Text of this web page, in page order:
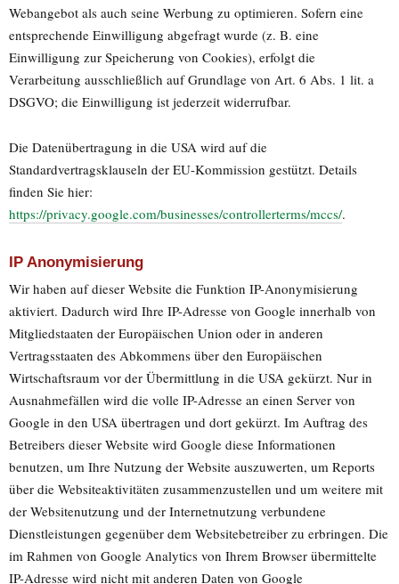
Webangebot als auch seine Werbung zu optimieren. Sofern eine
entsprechende Einwilligung abgefragt wurde (z. B. eine
Einwilligung zur Speicherung von Cookies), erfolgt die
Verarbeitung ausschließlich auf Grundlage von Art. 6 Abs. 1 lit. a
DSGVO; die Einwilligung ist jederzeit widerrufbar.
Die Datenübertragung in die USA wird auf die
Standardvertragsklauseln der EU-Kommission gestützt. Details
finden Sie hier:
https://privacy.google.com/businesses/controllerterms/mccs/.
IP Anonymisierung
Wir haben auf dieser Website die Funktion IP-Anonymisierung
aktiviert. Dadurch wird Ihre IP-Adresse von Google innerhalb von
Mitgliedstaaten der Europäischen Union oder in anderen
Vertragsstaaten des Abkommens über den Europäischen
Wirtschaftsraum vor der Übermittlung in die USA gekürzt. Nur in
Ausnahmefällen wird die volle IP-Adresse an einen Server von
Google in den USA übertragen und dort gekürzt. Im Auftrag des
Betreibers dieser Website wird Google diese Informationen
benutzen, um Ihre Nutzung der Website auszuwerten, um Reports
über die Websiteaktivitäten zusammenzustellen und um weitere mit
der Websitenutzung und der Internetnutzung verbundene
Dienstleistungen gegenüber dem Websitebetreiber zu erbringen. Die
im Rahmen von Google Analytics von Ihrem Browser übermittelte
IP-Adresse wird nicht mit anderen Daten von Google